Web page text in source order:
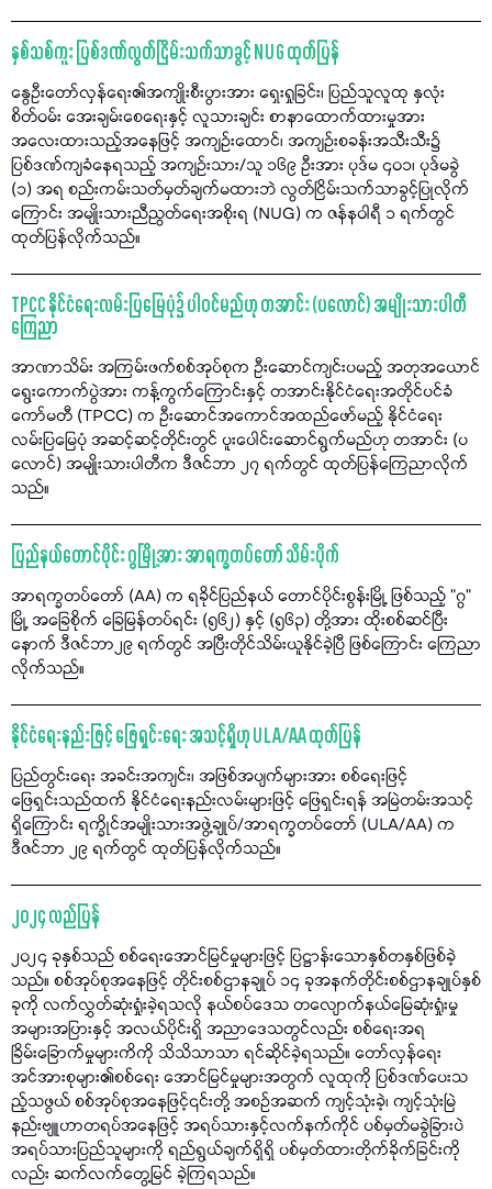
နှစ်သစ်ကူး ပြစ်ဒဏ်လွတ်ငြိမ်းသက်သာခွင့် NUG ထုတ်ပြန်
နွေဦးတော်လှန်ရေး၏အကျိုးစီးပွားအား ရှေးရှုခြင်း၊ ပြည်သူလူထု နှလုံး
စိတ်ဝမ်း အေးချမ်းစေရေးနှင့် လူသားချင်း စာနာထောက်ထားမှုအား
အလေးထားသည့်အနေဖြင့် အကျဉ်းထောင်၊ အကျဉ်းစခန်းအသီးသီး၌
ပြစ်ဒဏ်ကျခံနေရသည့် အကျဉ်းသား/သူ ၁၆၉ ဦးအား ပုဒ်မ ၄၀၁၊ ပုဒ်မခွဲ
(၁) အရ စည်းကမ်းသတ်မှတ်ချက်မထားဘဲ လွတ်ငြိမ်းသက်သာခွင့်ပြုလိုက်
ကြောင်း အမျိုးသားညီညွတ်ရေးအစိုးရ (NUG) က ဇန်နဝါရီ ၁ ရက်တွင်
ထုတ်ပြန်လိုက်သည်။
TPCC နိုင်ငံရေးလမ်းပြမြေပုံ၌ ပါဝင်မည်ဟု တအာင်း (ပလောင်) အမျိုးသားပါတီ
ကြေညာ
အာဏာသိမ်း အကြမ်းဖက်စစ်အုပ်စုက ဦးဆောင်ကျင်းပမည့် အတုအယောင်
ရွေးကောက်ပွဲအား ကန့်ကွက်ကြောင်းနှင့် တအာင်းနိုင်ငံရေးအတိုင်ပင်ခံ
ကော်မတီ (TPCC) က ဦးဆောင်အကောင်အထည်ဖော်မည့် နိုင်ငံရေး
လမ်းပြမြေပုံ အဆင့်ဆင့်တိုင်းတွင် ပူးပေါင်းဆောင်ရွက်မည်ဟု တအာင်း (ပ
လောင်) အမျိုးသားပါတီက ဒီဇင်ဘာ ၂၇ ရက်တွင် ထုတ်ပြန်ကြေညာလိုက်
သည်။
ပြည်နယ်တောင်ပိုင်း ဂွမြို့အား အာရက္ခတပ်တော် သိမ်းပိုက်
အာရက္ခတပ်တော် (AA) က ရခိုင်ပြည်နယ် တောင်ပိုင်းစွန်းမြို့ ဖြစ်သည့် "ဂွ"
မြို့ အခြေစိုက် ခြေမြန်တပ်ရင်း (၅၆၂) နှင့် (၅၆၃) တို့အား ထိုးစစ်ဆင်ပြီး
နောက် ဒီဇင်ဘာ၂၉ ရက်တွင် အပြီးတိုင်သိမ်းယူနိုင်ခဲ့ပြီ ဖြစ်ကြောင်း ကြေညာ
လိုက်သည်။
နိုင်ငံရေးနည်းဖြင့် ဖြေရှင်းရေး အသင့်ရှိဟု ULA/AA ထုတ်ပြန်
ပြည်တွင်းရေး အခင်းအကျင်း၊ အဖြစ်အပျက်များအား စစ်ရေးဖြင့်
ဖြေရှင်းသည်ထက် နိုင်ငံရေးနည်းလမ်းများဖြင့် ဖြေရှင်းရန် အမြဲတမ်းအသင့်
ရှိကြောင်း ရက္ခိုင်အမျိုးသားအဖွဲ့ချုပ်/အာရက္ခတပ်တော် (ULA/AA) က
ဒီဇင်ဘာ ၂၉ ရက်တွင် ထုတ်ပြန်လိုက်သည်။
၂၀၂၄ လည်ပြန်
၂၀၂၄ ခုနှစ်သည် စစ်ရေးအောင်မြင်မှုများဖြင့် ပြဋ္ဌာန်းသောနှစ်တနှစ်ဖြစ်ခဲ့
သည်။ စစ်အုပ်စုအနေဖြင့် တိုင်းစစ်ဌာနချုပ် ၁၄ ခုအနက်တိုင်းစစ်ဌာနချုပ်နှစ်
ခုကို လက်လွှတ်ဆုံးရှုံးခဲ့ရသလို နယ်စပ်ဒေသ တလျောက်နယ်မြေဆုံးရှုံးမှု
အများအပြားနှင့် အလယ်ပိုင်းရှိ အညာဒေသတွင်လည်း စစ်ရေးအရ
ခြိမ်းခြောက်မှုများကိကို သိသိသာသာ ရင်ဆိုင်ခဲ့ရသည်။ တော်လှန်ရေး
အင်အားစုများ၏စစ်ရေး အောင်မြင်မှုများအတွက် လူထုကို ပြစ်ဒဏ်ပေးသ
ည့်သဖွယ် စစ်အုပ်စုအနေဖြင့်၎င်းတို့ အစဉ်အဆက် ကျင့်သုံးခဲ့၊ ကျင့်သုံးမြဲ
နည်းဗျူဟာတရပ်အနေဖြင့် အရပ်သားနှင့်လက်နက်ကိုင် ပစ်မှတ်မခွဲခြားပဲ
အရပ်သားပြည်သူများကို ရည်ရွယ်ချက်ရှိရှိ ပစ်မှတ်ထားတိုက်ခိုက်ခြင်းကို
လည်း ဆက်လက်တွေ့မြင် ခဲ့ကြရသည်။